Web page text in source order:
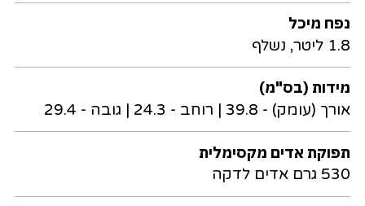
נפח מיכל
1.8 ליטר, נשלף
מידות (בס"מ)
אורך (עומק) - 39.8 | רוחב - 24.3 | גובה - 29.4
תפוקת אדים מקסימלית
530 גרם אדים לדקה